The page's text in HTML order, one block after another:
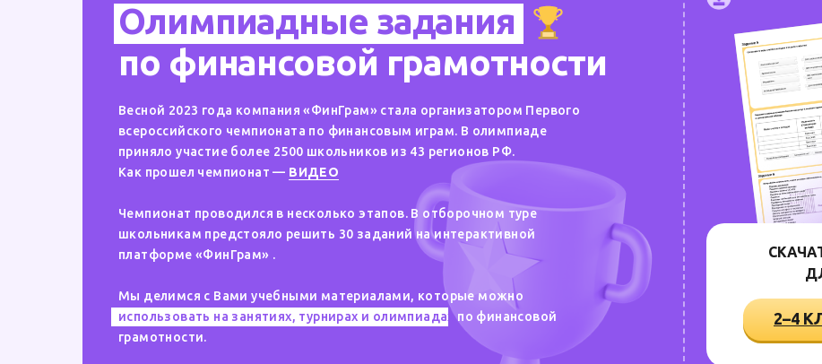
Олимпиадные задания
по финансовой грамотности
Весной 2023 года компания «ФинГрам» стала организатором Первого
всероссийского чемпионата по финансовым играм. В олимпиаде
приняло участие более 2500 школьников из 43 регионов РФ.
Как прошел чемпионат — ВИДЕО
Чемпионат проводился в несколько этапов. В отборочном туре
школьникам предстояло решить 30 заданий на интерактивной
платформе «ФинГрам» .
Мы делимся с Вами учебными материалами, которые можно
использовать на занятиях, турнирах и олимпиадахпо финансовой
грамотности.
2–4